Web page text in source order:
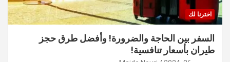
اخترنا لك
السفر بين الحاجة والضرورة! وأفضل طرق حجز
طيران بأسعار تنافسية!